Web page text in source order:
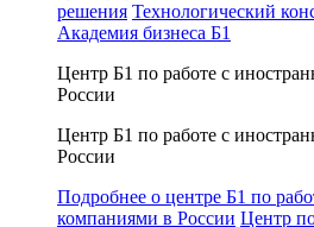
решения Технологический
Академия бизнеса Б1
Центр Б1 по работе с
России
Центр Б1 по работе с
России
Подробнее о центре Б1 по
компаниями в России Центр